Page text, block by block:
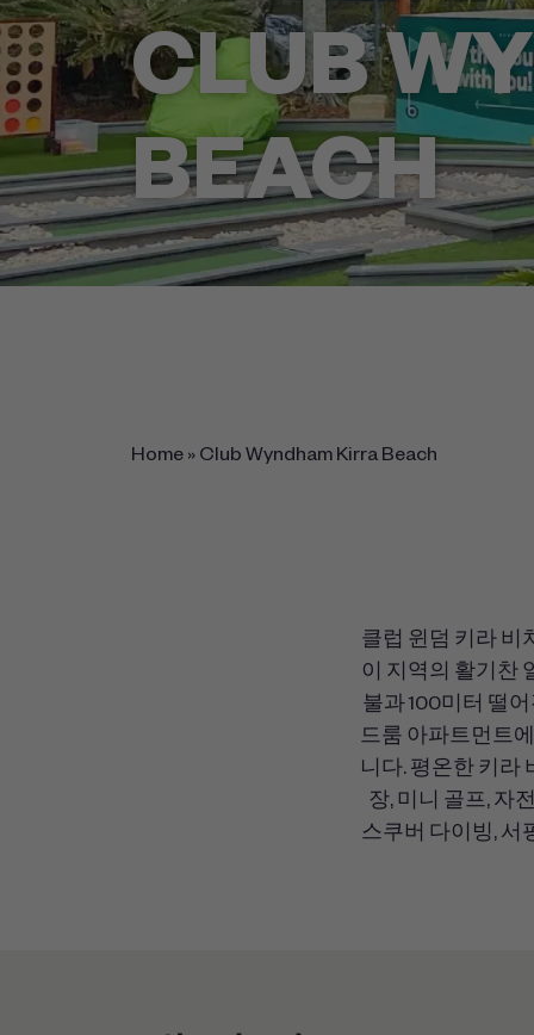
CLUB
BEACH
Home» Club Wyndham Kirra Beach
클럽 윈덤 키라 비
이 지역의 활기찬
불과 100미터 떨
드룸 아파트먼트
니다. 평온한 키라
장, 미니 골프, 자
스쿠버 다이빙, 서